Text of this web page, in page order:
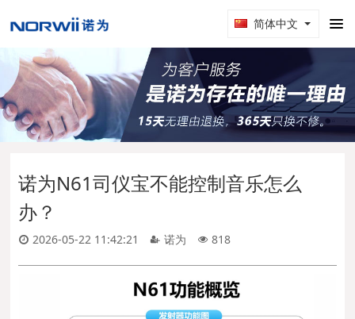
简体中文
诺为N61司仪宝不能控制音乐怎么
办？
2026-05-22 11:42:21 诺为 818